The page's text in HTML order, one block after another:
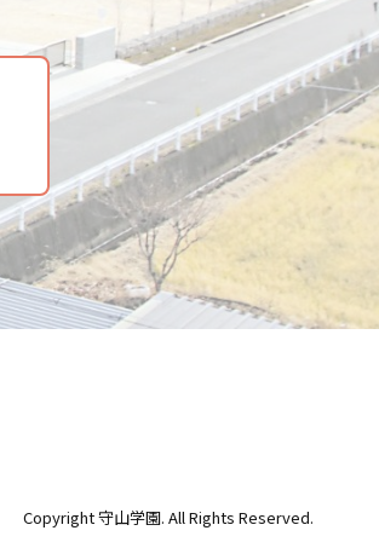
Copyright 守山学園. All Rights Reserved.